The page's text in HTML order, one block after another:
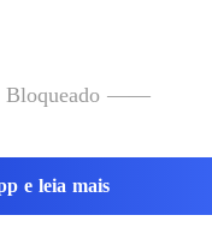
——
e leia mais